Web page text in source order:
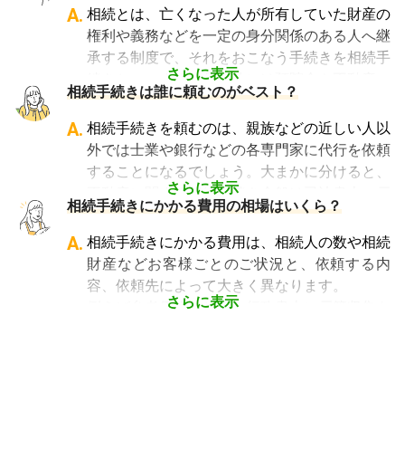
っている行政書士に相続手続きの相談をして
も、期待した結果は得られないでしょう。
また税理士であれば、相続は税理士試験の必修
科目でないことから資格試験を取る時に選択し
ていない人にとっては専門外となります。
よって、相続手続きを専門に行っている士業
や、相続手続きの実績が多数ある士業を選ぶこ
とが、スムーズで間違いのない相続手続きのた
めに非常に重要になります。
相続費用見積ガイドでは、相続手続きに強い経
が可能です。専門家選びでお困りの方は、まず
は 一括見積依頼からお問合せください。
さらに表示
A. 相続とは、亡くなった人が所有していた財産の
権利や義務などを一定の身分関係のある人へ継
承する制度で、それをおこなう手続きを相続手
続きといいます。具体的には預貯金や不動産、
借金なども含めた亡くなった人の財産を配偶者
や子どもなどの相続人に引き継ぐ手続きのこと
です。相続手続きが大変と言われるのは、その
複雑さや手続きの多さにあります。加えて役所
や銀行などに出向くことも多いことから時間も
手間もかかります。専門家に任せればそういっ
た煩わしさを大幅に減らすことができます。
相続手続きは誰に頼むのがベスト？
さらに表示
A. 相続手続きを頼むのは、親族などの近しい人以
外では士業や銀行などの各専門家に代行を依頼
することになるでしょう。大まかに分けると、
不動産に関する相続手続き全般は司法書士、戸
籍謄本の収集、預貯金口座・車などの名義変更
手続きを任せたい場合は行政書士、相続税申告
や節税対策の検討は税理士、相続人の間で争い
やトラブルになっている場合は弁護士というよ
うに状況別に頼むのがベストです。
相続手続きにかかる費用の相場はいくら？
さらに表示
A. 相続手続きにかかる費用は、相続人の数や相続
財産などお客様ごとのご状況と、依頼する内
容、依頼先によって大きく異なります。
例えば参考価格として、行政書士に戸籍収集を